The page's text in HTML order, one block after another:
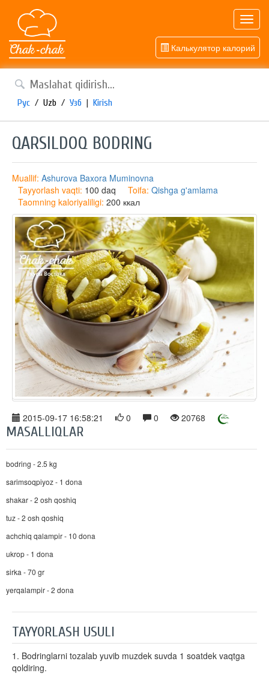
Калькулятор калорий
Рус / Uzb / Узб | Kirish
QARSILDOQ BODRING
Muallif: Ashurova Baxora Muminovna
Tayyorlash vaqti: 100 daq Toifa: Qishga g'amlama
Taomning kaloriyaliligi: 200 ккал
2015-09-17 16:58:21 0 0 20768
MASALLIQLAR
bodring - 2.5 kg
sarimsoqpiyoz - 1 dona
shakar - 2 osh qoshiq
tuz - 2 osh qoshiq
achchiq qalampir - 10 dona
ukrop - 1 dona
sirka - 70 gr
yerqalampir - 2 dona
TAYYORLASH USULI
1. Bodringlarni tozalab yuvib muzdek suvda 1 soatdek vaqtga
qoldiring.